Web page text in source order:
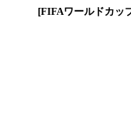
[FIFAワールドカッ